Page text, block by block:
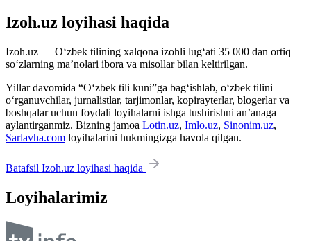
Izoh.uz loyihasi haqida
Izoh.uz — O‘zbek tilining xalqona izohli lug‘ati 35 000 dan ortiq
so‘zlarning ma’nolari ibora va misollar bilan keltirilgan.
Yillar davomida “O‘zbek tili kuni”ga bag‘ishlab, o‘zbek tilini
o‘rganuvchilar, jurnalistlar, tarjimonlar, kopirayterlar, blogerlar va
boshqalar uchun foydali loyihalarni ishga tushirishni an’anaga
aylantirganmiz. Bizning jamoa Lotin.uz, Imlo.uz, Sinonim.uz,
Sarlavha.com loyihalarini hukmingizga havola qilgan.
Batafsil Izoh.uz loyihasi haqida
Loyihalarimiz